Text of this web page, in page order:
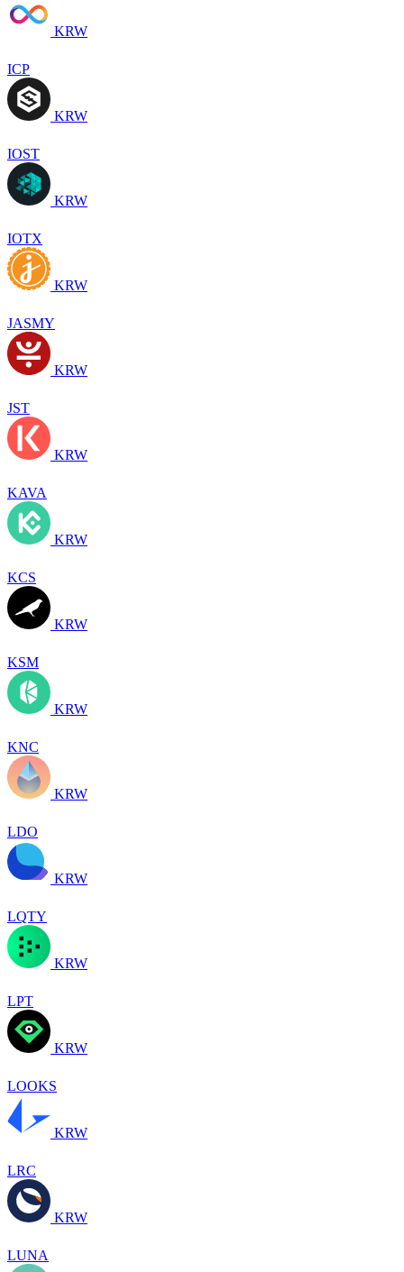
KRW
ICP
KRW
IOST
KRW
IOTX
KRW
JASMY
KRW
JST
KRW
KAVA
KRW
KCS
KRW
KSM
KRW
KNC
KRW
LDO
KRW
LQTY
KRW
LPT
KRW
LOOKS
KRW
LRC
KRW
LUNA